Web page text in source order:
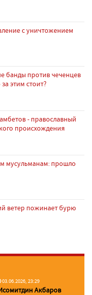
с уничтожением
банды против чеченцев
этим стоит?
- православный
происхождения
мусульманам: прошло
ветер пожинает бурю
03.06.2026, 23:29
Акбаров